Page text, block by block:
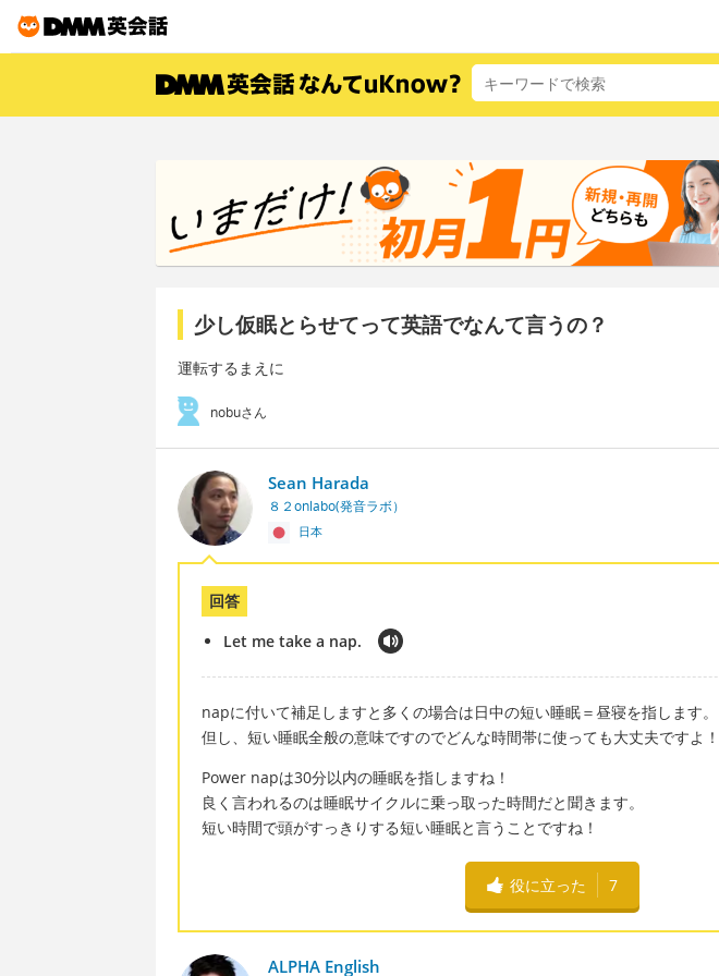
少し仮眠とらせてって英語でなんて言うの？
運転するまえに
nobuさん
Sean Harada
８２onlabo(発音ラボ）
日本
回答
Let me take a nap.
napに付いて補足しますと多くの場合は日中の短い睡眠＝昼寝を指します。
但し、短い睡眠全般の意味ですのでどんな時間帯に使っても大丈夫ですよ！
Power napは30分以内の睡眠を指しますね！
良く言われるのは睡眠サイクルに乗っ取った時間だと聞きます。
短い時間で頭がすっきりする短い睡眠と言うことですね！
役に立った 7
ALPHA English